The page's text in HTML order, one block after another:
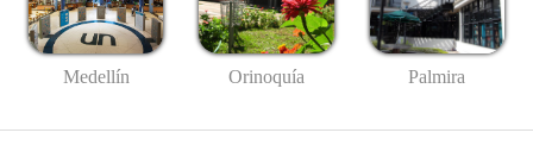
Medellín Orinoquía Palmira